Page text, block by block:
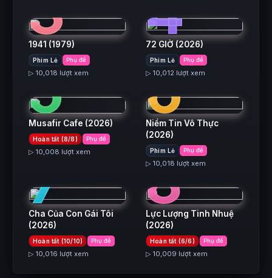
1941 (1979)
Phim Lẻ Phụ đề
▷ 10,018 lượt xem
72 GIỜ (2026)
Phim Lẻ Phụ đề
▷ 10,012 lượt xem
5
Musafir Cafe (2026)
Hoàn tất (8/8) Phụ đề
▷ 10,008 lượt xem
6
Niềm Tin Vô Thực
(2026)
Phim Lẻ Phụ đề
▷ 10,018 lượt xem
7
Cha Của Con Gái Tôi
(2026)
Hoàn tất (10/10) Phụ đề
▷ 10,016 lượt xem
8
Lực Lượng Tinh Nhuệ
(2026)
Hoàn tất (6/6) Phụ đề
▷ 10,009 lượt xem